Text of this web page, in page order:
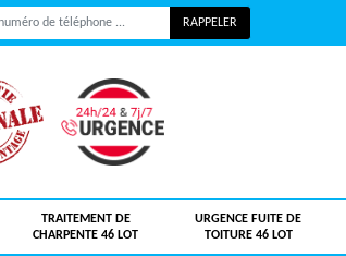
TRAITEMENT DE
CHARPENTE 46 LOT
URGENCE FUITE DE
TOITURE 46 LOT